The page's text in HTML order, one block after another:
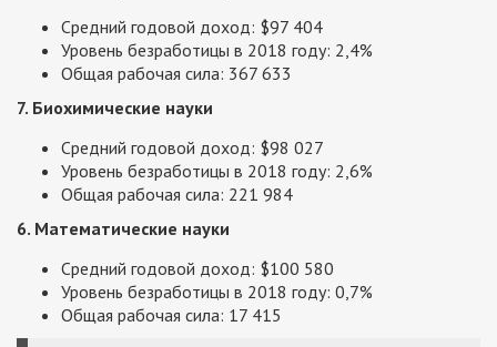
Средний годовой доход: $97 404
Уровень безработицы в 2018 году: 2,4%
Общая рабочая сила: 367 633
7. Биохимические науки
Средний годовой доход: $98 027
Уровень безработицы в 2018 году: 2,6%
Общая рабочая сила: 221 984
6. Математические науки
Средний годовой доход: $100 580
Уровень безработицы в 2018 году: 0,7%
Общая рабочая сила: 17 415